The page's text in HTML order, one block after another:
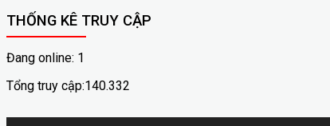
THỐNG KÊ TRUY CẬP
Đang online: 1
Tổng truy cập:140.332